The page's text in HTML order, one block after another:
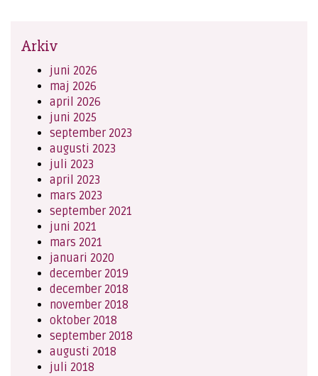
Arkiv
juni 2026
maj 2026
april 2026
juni 2025
september 2023
augusti 2023
juli 2023
april 2023
mars 2023
september 2021
juni 2021
mars 2021
januari 2020
december 2019
december 2018
november 2018
oktober 2018
september 2018
augusti 2018
juli 2018